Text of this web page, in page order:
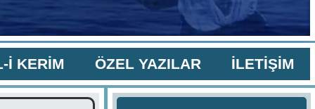
İ KERİM ÖZEL YAZILAR İLETİŞİM